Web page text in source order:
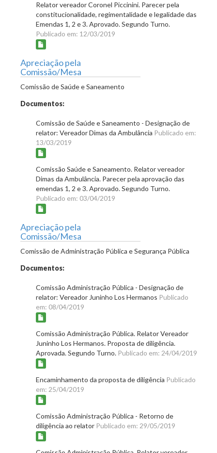
Relator vereador Coronel Piccinini. Parecer pela
constitucionalidade, regimentalidade e legalidade das
Emendas 1, 2 e 3. Aprovado. Segundo Turno.
Publicado em: 12/03/2019
Apreciação pela
Comissão/Mesa
Comissão de Saúde e Saneamento
Documentos:
Comissão de Saúde e Saneamento - Designação de
relator: Vereador Dimas da Ambulância Publicado em:
13/03/2019
Comissão Saúde e Saneamento. Relator vereador
Dimas da Ambulância. Parecer pela aprovação das
emendas 1, 2 e 3. Aprovado. Segundo Turno.
Publicado em: 03/04/2019
Apreciação pela
Comissão/Mesa
Comissão de Administração Pública e Segurança Pública
Documentos:
Comissão Administração Pública - Designação de
relator: Vereador Juninho Los Hermanos Publicado
em: 08/04/2019
Comissão Administração Pública. Relator Vereador
Juninho Los Hermanos. Proposta de diligência.
Aprovada. Segundo Turno. Publicado em: 24/04/2019
Encaminhamento da proposta de diligência Publicado
em: 25/04/2019
Comissão Administração Pública - Retorno de
diligência ao relator Publicado em: 29/05/2019